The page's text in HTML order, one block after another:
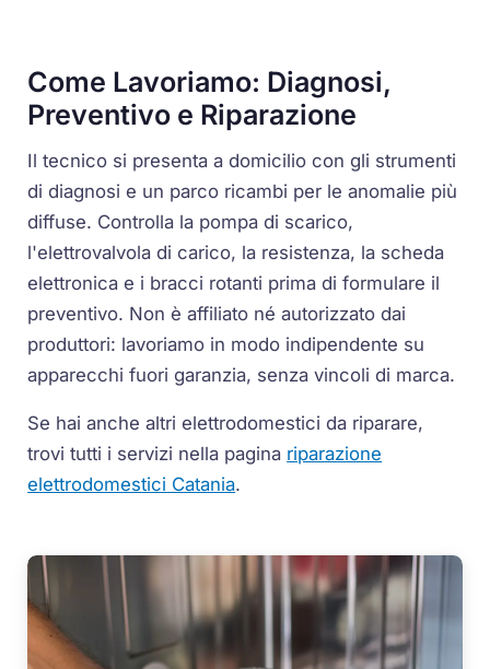
Come Lavoriamo: Diagnosi,
Preventivo e Riparazione
Il tecnico si presenta a domicilio con gli strumenti
di diagnosi e un parco ricambi per le anomalie più
diffuse. Controlla la pompa di scarico,
l'elettrovalvola di carico, la resistenza, la scheda
elettronica e i bracci rotanti prima di formulare il
preventivo. Non è affiliato né autorizzato dai
produttori: lavoriamo in modo indipendente su
apparecchi fuori garanzia, senza vincoli di marca.
Se hai anche altri elettrodomestici da riparare,
trovi tutti i servizi nella pagina riparazione
elettrodomestici Catania.